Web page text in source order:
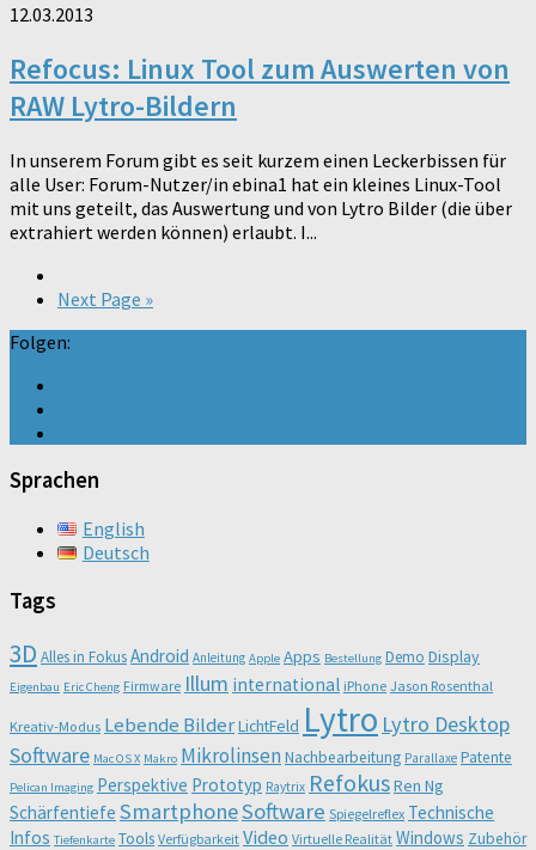
12.03.2013
Refocus: Linux Tool zum Auswerten von
RAW Lytro-Bildern
In unserem Forum gibt es seit kurzem einen Leckerbissen für
alle User: Forum-Nutzer/in ebina1 hat ein kleines Linux-Tool
mit uns geteilt, das Auswertung und von Lytro Bilder (die über
extrahiert werden können) erlaubt. I...
Next Page »
Folgen:
Sprachen
English
Deutsch
Tags
3D Alles in FokusAndroid Anleitung Apple Apps Bestellung Demo Display
Eigenbau Eric Cheng Firmware Illum international iPhone Jason Rosenthal
Kreativ-Modus Lebende BilderLichtFeld Lytro Lytro Desktop
Software Mac OS X Makro Mikrolinsen Nachbearbeitung Parallaxe Patente
Pelican Imaging Perspektive Prototyp Raytrix RefokusRen Ng
Schärfentiefe SmartphoneSoftware Spiegelreflex Technische
Infos Tiefenkarte Tools Verfügbarkeit Video Virtuelle Realität Windows Zubehör